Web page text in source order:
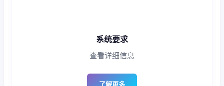
系统要求
查看详细信息